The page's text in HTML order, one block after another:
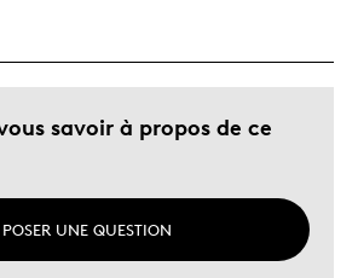
savoir à propos de ce
POSER UNE QUESTION